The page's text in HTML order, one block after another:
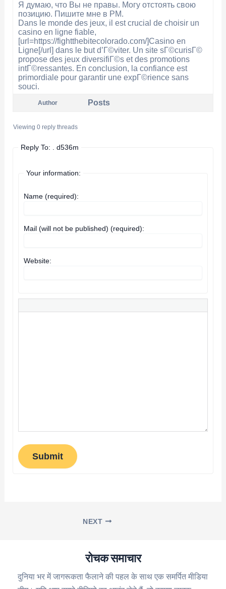
Я думаю, что Вы не правы. Могу отстоять свою
позицию. Пишите мне в PM.
Dans le monde des jeux, il est crucial de choisir un
casino en ligne fiable,
[url=https://fightthebitecolorado.com/]Casino en
Ligne[/url] dans le but d’Г©viter. Un site sГ©curisГ©
propose des jeux diversifiГ©s et des promotions
intГ©ressantes. En conclusion, la confiance est
primordiale pour garantir une expГ©rience sans
souci.
Author Posts
Viewing 0 reply threads
Reply To: . d536m
Your information:
Name (required):
Mail (will not be published) (required):
Website:
Submit
NEXT
रोचक समाचार
दुनिया भर में जागरूकता फैलाने की पहल के साथ एक समर्पित मीडिया